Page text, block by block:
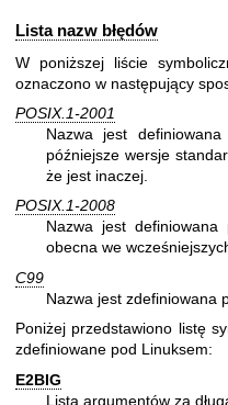
Lista nazw błędów
W poniższej liście
oznaczono w następujący
POSIX.1-2001
Nazwa jest
późniejsze wersje
że jest inaczej.
POSIX.1-2008
Nazwa jest definiowana
obecna we
C99
Nazwa jest zdefiniowana
Poniżej przedstawiono listę
zdefiniowane pod Linuksem:
E2BIG
Lista argumentów za